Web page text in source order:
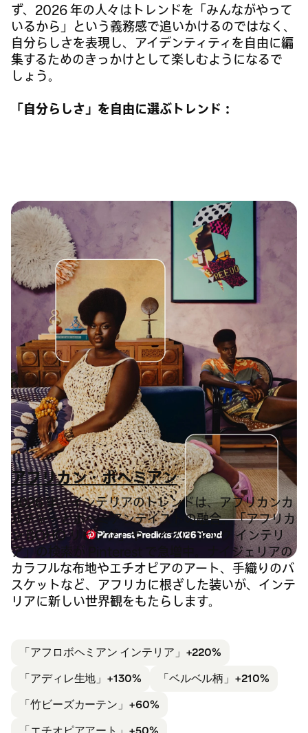
ず、2026 年の人々はトレンドを「みんながやって
いるから」という義務感で追いかけるのではなく、
自分らしさを表現し、アイデンティティを自由に編
集するためのきっかけとして楽しむようになるで
しょう。
「自分らしさ」を自由に選ぶトレンド：
アフリカン・ボヘミアン
2026 年、インテリアのトレンドは、アフリカンカ
ルチャーとボヘミアンテイストの融合。「アフリカ
ン BOHO リビング」や「アフロ シック インテリ
ア」の検索が Pinterest で急増中。ナイジェリアの
カラフルな布地やエチオピアのアート、手織りのバ
スケットなど、アフリカに根ざした装いが、インテ
リアに新しい世界観をもたらします。
「アフロボヘミアン インテリア」 +220%
「アディレ生地」+130%
「ベルベル柄」+210%
「竹ビーズカーテン」+60%